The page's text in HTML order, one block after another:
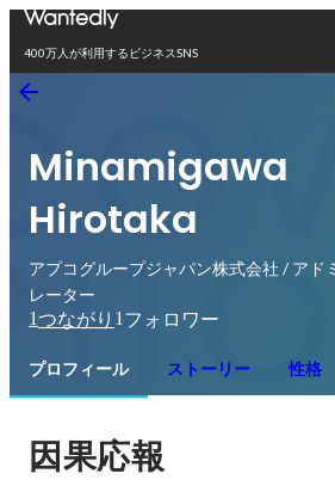
400万人が利用するビジネスSNS
Minamigawa
Hirotaka
アプコグループジャパン株式会社 / アド
レーター
1つながり 1 フォロワー
プロフィール ストーリー 性格
因果応報